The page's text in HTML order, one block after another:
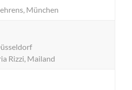
München
Rizzi, Mailand